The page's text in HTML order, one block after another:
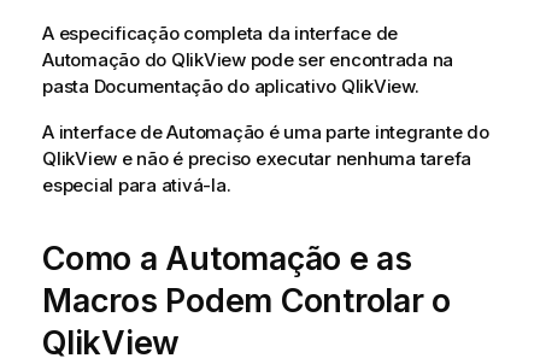
A especificação completa da interface de
Automação do QlikView pode ser encontrada na
pasta Documentação do aplicativo QlikView.
A interface de Automação é uma parte integrante do
QlikView e não é preciso executar nenhuma tarefa
especial para ativá-la.
Como a Automação e as
Macros Podem Controlar o
QlikView